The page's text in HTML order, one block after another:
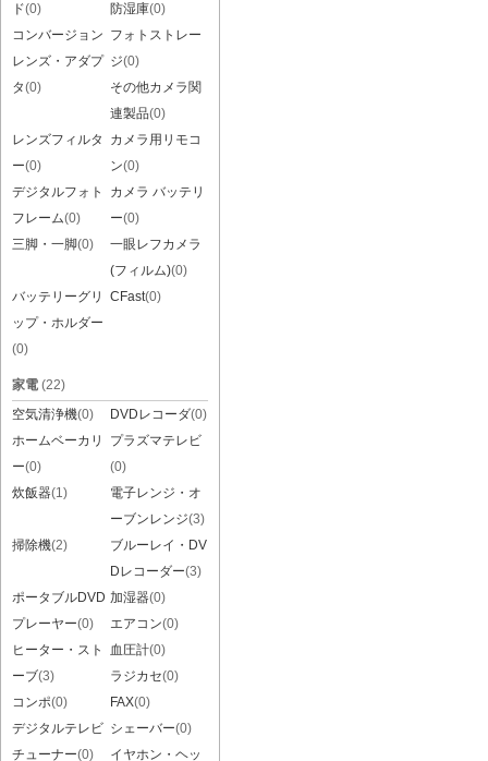
ド(0)
防湿庫(0)
コンバージョン
レンズ・アダプ
タ(0)
フォトストレー
ジ(0)
その他カメラ関
連製品(0)
レンズフィルタ
ー(0)
カメラ用リモコ
ン(0)
デジタルフォト
フレーム(0)
カメラ バッテリ
ー(0)
三脚・一脚(0)
一眼レフカメラ
(フィルム)(0)
バッテリーグリ
ップ・ホルダー
(0)
CFast(0)
家電 (22)
空気清浄機(0) DVDレコーダ(0)
ホームベーカリ
ー(0)
プラズマテレビ
(0)
炊飯器(1)
電子レンジ・オ
ーブンレンジ(3)
掃除機(2)
ブルーレイ・DV
Dレコーダー(3)
ポータブルDVD
プレーヤー(0)
加湿器(0)
エアコン(0)
ヒーター・スト
ーブ(3)
血圧計(0)
ラジカセ(0)
コンポ(0) FAX(0)
デジタルテレビ
チューナー(0)
シェーバー(0)
イヤホン・ヘッ